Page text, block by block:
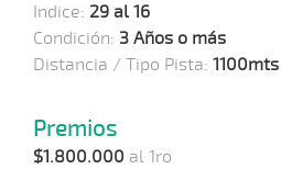
Indice: 29 al 16
Condición: 3 Años o más
Distancia / Tipo Pista:
Premios
$1.800.000 al 1ro